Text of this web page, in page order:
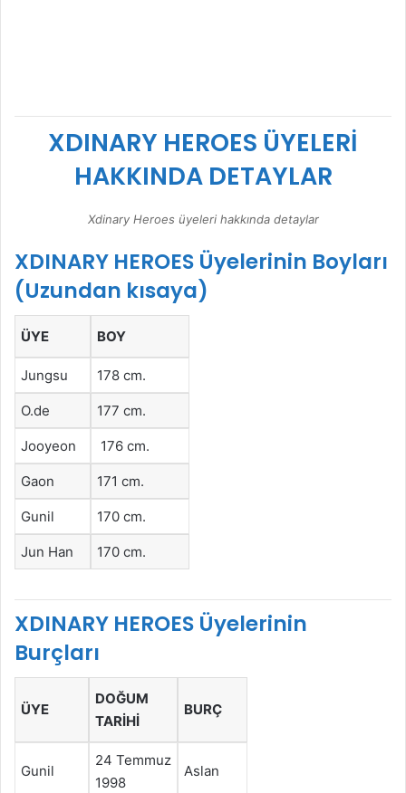
XDINARY HEROES ÜYELERİ
HAKKINDA DETAYLAR
Xdinary Heroes üyeleri hakkında detaylar
XDINARY HEROES Üyelerinin Boyları
(Uzundan kısaya)
ÜYE BOY
Jungsu 178 cm.
O.de 177 cm.
Jooyeon 176 cm.
Gaon 171 cm.
Gunil 170 cm.
Jun Han 170 cm.
XDINARY HEROES Üyelerinin
Burçları
ÜYE
DOĞUM
TARİHİ
BURÇ
Gunil
24 Temmuz
1998
Aslan